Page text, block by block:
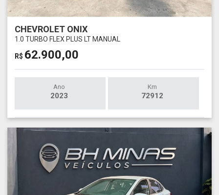
CHEVROLET ONIX
1.0 TURBO FLEX PLUS LT MANUAL
R$ 62.900,00
Ano
2023
Km
72912